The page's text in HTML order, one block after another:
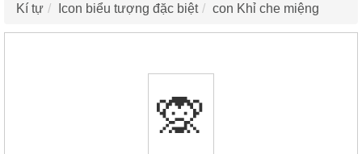
Kí tự Icon biểu tượng đặc biệt con Khỉ che miệng
🙊